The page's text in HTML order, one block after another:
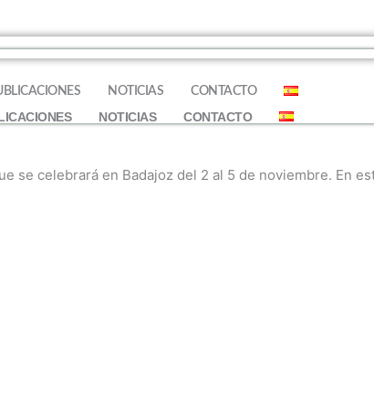
NOTICIAS CONTACTO
NOTICIAS CONTACTO
se celebrará en Badajoz del 2 al 5 de noviembre. En